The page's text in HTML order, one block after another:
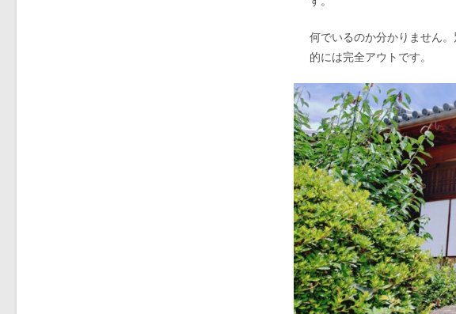
何でいるのか分かりません
的には完全アウトです。